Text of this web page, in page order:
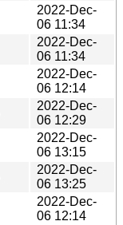
2022-Dec-
06 11:34
2022-Dec-
06 11:34
2022-Dec-
06 12:14
2022-Dec-
06 12:29
2022-Dec-
06 13:15
2022-Dec-
06 13:25
2022-Dec-
06 12:14